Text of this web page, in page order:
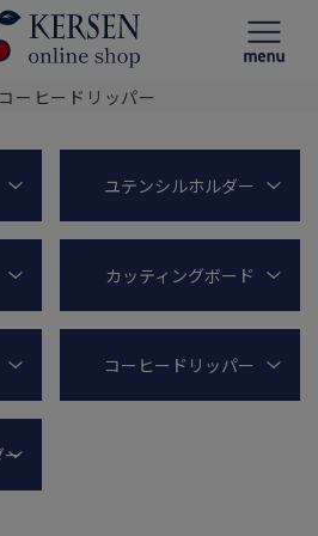
コーヒードリッパー
ユテンシルホルダー
カッティングボード
コーヒードリッパー
ー